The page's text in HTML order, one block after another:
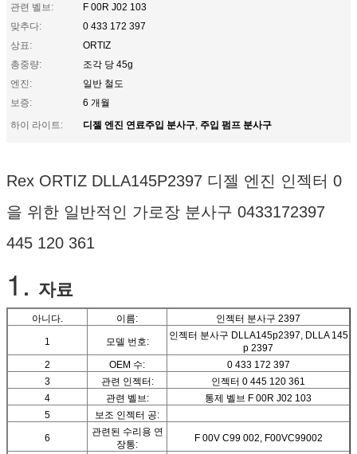
관련 벨브:
F 00R J02 103
맞추다:
0 433 172 397
상표:
ORTIZ
총중량:
조각 당 45g
엔진:
일반 철도
보증:
6 개월
하이 라이트:
디젤 엔진 연료주입 분사구, 주입 펌프 분사구
Rex ORTIZ DLLA145P2397 디젤 엔진 인젝터 0
을 위한 일반적인 가로장 분사구 0433172397
445 120 361
1. 자료
아니다. 이름: 인젝터 분사구 2397
1 모델 번호:
인젝터 분사구 DLLA145p2397, DLLA 145
p 2397
2
OEM 수:
0 433 172 397
3
관련 인젝터:
인젝터 0 445 120 361
4
관련 벨브:
통제 벨브 F 00R J02 103
5
보조 인젝터 공:
6
관련된 수리용 연
장통:
F 00V C99 002, F00VC99002